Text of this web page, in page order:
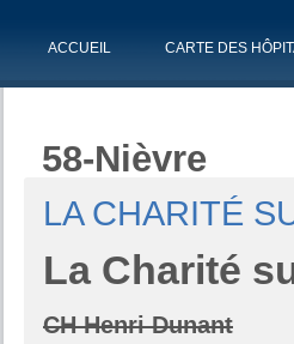
ACCUEIL CARTE DES
58-Nièvre
LA CHARITÉ
La Charité
CH Henri Dunant